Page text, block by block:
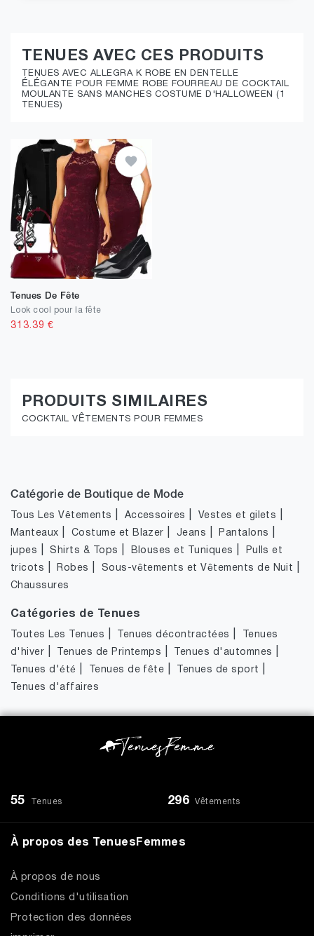
TENUES AVEC CES PRODUITS
TENUES AVEC ALLEGRA K ROBE EN DENTELLE
ÉLÉGANTE POUR FEMME ROBE FOURREAU DE COCKTAIL
MOULANTE SANS MANCHES COSTUME D'HALLOWEEN (1
TENUES)
Tenues De Fête
Look cool pour la fête
313.39 €
PRODUITS SIMILAIRES
COCKTAIL VÊTEMENTS POUR FEMMES
Catégorie de Boutique de Mode
Tous Les Vêtements Accessoires Vestes et gilets
Manteaux Costume et Blazer Jeans Pantalons
jupes |Shirts & Tops Blouses et Tuniques
Pulls et
tricots
Robes Sous-vêtements et Vêtements de Nuit
Chaussures
Catégories de Tenues
Toutes Les Tenues Tenues décontractées
Tenues
d'hiver
Tenues de Printemps Tenues d'automnes
Tenues d'été Tenues de fête Tenues de sport
Tenues d'affaires
55 Tenues 296 Vêtements
À propos des TenuesFemmes
À propos de nous
Conditions d'utilisation
Protection des données